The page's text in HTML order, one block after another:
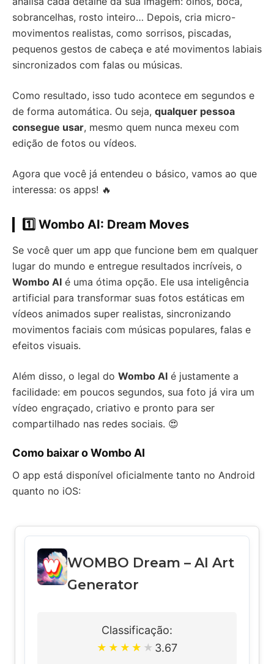
sobrancelhas, rosto inteiro… Depois, cria micro-
movimentos realistas, como sorrisos, piscadas,
pequenos gestos de cabeça e até movimentos labiais
sincronizados com falas ou músicas.
Como resultado, isso tudo acontece em segundos e
de forma automática. Ou seja, qualquer pessoa
consegue usar, mesmo quem nunca mexeu com
edição de fotos ou vídeos.
Agora que você já entendeu o básico, vamos ao que
interessa: os apps! 🔥
1️⃣ Wombo AI: Dream Moves
Se você quer um app que funcione bem em qualquer
lugar do mundo e entregue resultados incríveis, o
Wombo AI é uma ótima opção. Ele usa inteligência
artificial para transformar suas fotos estáticas em
vídeos animados super realistas, sincronizando
movimentos faciais com músicas populares, falas e
efeitos visuais.
Além disso, o legal do Wombo AI é justamente a
facilidade: em poucos segundos, sua foto já vira um
vídeo engraçado, criativo e pronto para ser
compartilhado nas redes sociais. 😍
Como baixar o Wombo AI
O app está disponível oficialmente tanto no Android
quanto no iOS:
WOMBO Dream – AI Art
Generator
Classificação:
★ ★ ★ ★ ★ 3.67